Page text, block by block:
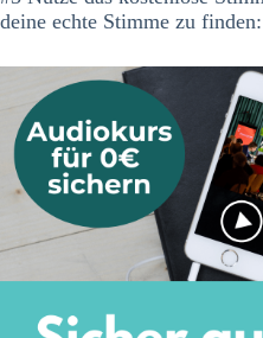
deine echte Stimme zu finden: